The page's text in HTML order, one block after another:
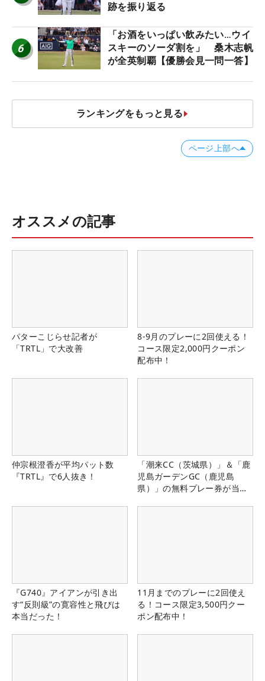
跡を振り返る
6
「お酒をいっぱい飲みたい…ウイ
スキーのソーダ割を」 桑木志帆
が全英制覇【優勝会見一問一答】
ランキングをもっと見る
ページ上部へ
オススメの記事
パターこじらせ記者が
「TRTL」で大改善
8-9月のプレーに2回使える！
コース限定2,000円クーポン
配布中！
仲宗根澄香が平均パット数
『TRTL』で6人抜き！
「潮来CC（茨城県）」＆「鹿
児島ガーデンGC（鹿児島
県）」の無料プレー券が当た
『G740』アイアンが引き出
す“反則級”の寛容性と飛びは
本当だった！
11月までのプレーに2回使え
る！コース限定3,500円クー
ポン配布中！